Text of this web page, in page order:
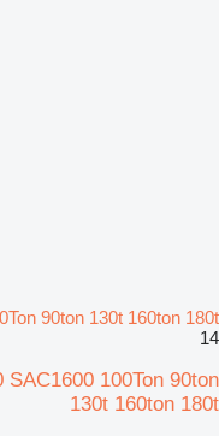
90ton 130t 160ton 180t
14
100Ton 90ton
130t 160ton 180t